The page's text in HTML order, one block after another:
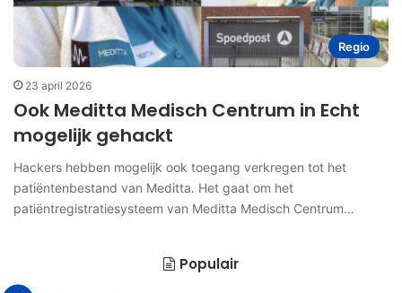
Regio
23 april 2026
Ook Meditta Medisch Centrum in Echt
mogelijk gehackt
Hackers hebben mogelijk ook toegang verkregen tot het
patiëntenbestand van Meditta. Het gaat om het
patiëntregistratiesysteem van Meditta Medisch Centrum…
Populair